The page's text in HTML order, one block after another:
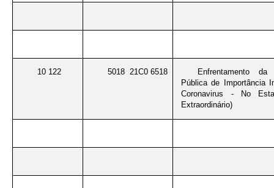
10 122 5018 21C0 6518
Enfrentamento
Pública de Importância
Coronavirus - No
Extraordinário)